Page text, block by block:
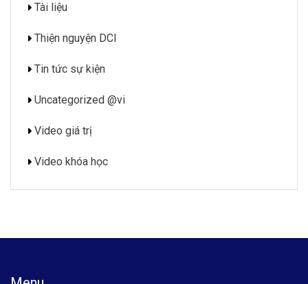
Tài liệu
Thiện nguyện DCI
Tin tức sự kiện
Uncategorized @vi
Video giá trị
Video khóa học